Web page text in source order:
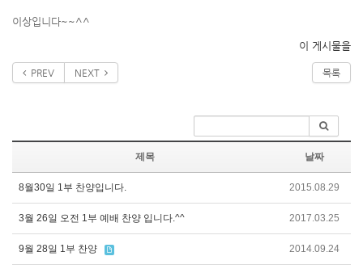
이상입니다~~^^
이 게시물을
PREV NEXT 목록
제목 날짜
8월30일 1부 찬양입니다. 2015.08.29
3월 26일 오전 1부 예배 찬양 입니다.^^ 2017.03.25
9월 28일 1부 찬양 2014.09.24